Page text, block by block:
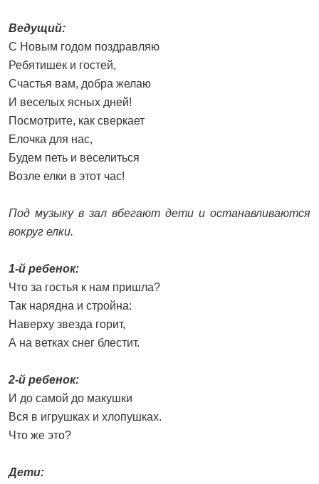
Ведущий:
С Новым годом поздравляю
Ребятишек и гостей,
Счастья вам, добра желаю
И веселых ясных дней!
Посмотрите, как сверкает
Елочка для нас,
Будем петь и веселиться
Возле елки в этот час!
Под музыку в зал вбегают дети и останавливаются
вокруг елки.
1-й ребенок:
Что за гостья к нам пришла?
Так нарядна и стройна:
Наверху звезда горит,
А на ветках снег блестит.
2-й ребенок:
И до самой до макушки
Вся в игрушках и хлопушках.
Что же это?
Дети: